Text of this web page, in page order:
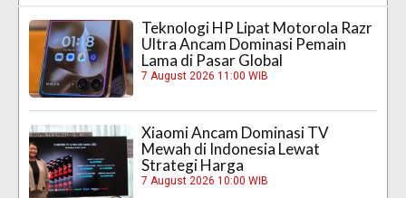
Teknologi HP Lipat Motorola Razr
Ultra Ancam Dominasi Pemain
Lama di Pasar Global
7 August 2026 11:00 WIB
Xiaomi Ancam Dominasi TV
Mewah di Indonesia Lewat
Strategi Harga
7 August 2026 10:00 WIB